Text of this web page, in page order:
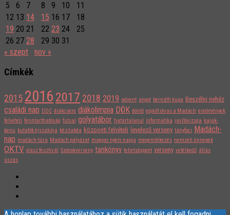
5
6 7 8 9 10
11
12 13 14 15 16 17
18
19 20 21 22 23 24
25
26 27 28 29 30 31
« szept
nov »
Címkék
2015 2016 2017 2018 2019 advent angol bernáth kupa Beszélni nehéz
családi nap DDC diákcsere diákolimpia DÖK döntő együtt olvas a Madách eredmények
felvételi fenntarthatóság futsal golyatábor határtalanul informatika javítóvizsga kajak-
kenu kutatók éjszakája kézilabda központi felvételi levelező verseny lányfoci Madách-
nap madách-túra Madách pályázat magyar nyelv napja megemlékezés nemzeti ünnepek
OKTV olasz fesztivál Szónokverseny tankönyv tehetségpont verseny vetélkedő állás
úszás